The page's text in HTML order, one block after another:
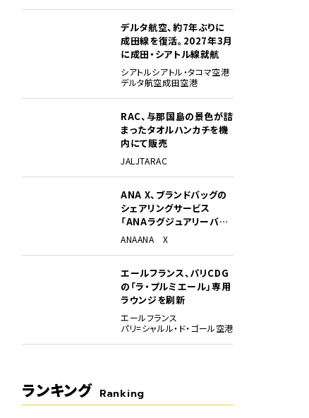
デルタ航空、約7年ぶりに
成田線を復活。2027年3月
に成田・シアトル線就航
シアトルシアトル・タコマ空港
デルタ航空成田空港
RAC、与那国島の景色が詰
まったタオルハンカチを機
内にて販売
JAL JTARAC
ANA X、ブランドバッグの
シェアリングサービス
「ANAラグジュアリーバッ
グ」開始
ANAANA X
エールフランス、パリCDG
の「ラ・プルミエール」専用
ラウンジを刷新
エールフランス
パリ=シャルル・ド・ゴール空港
ランキング Ranking